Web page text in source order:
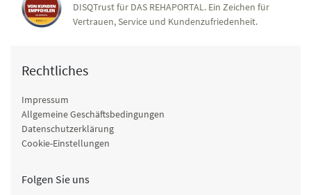
DISQTrust für DAS REHAPORTAL. Ein Zeichen für
Vertrauen, Service und Kundenzufriedenheit.
Rechtliches
Impressum
Allgemeine Geschäftsbedingungen
Datenschutzerklärung
Cookie-Einstellungen
Folgen Sie uns